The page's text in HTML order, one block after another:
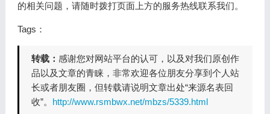
的相关问题，请随时拨打页面上方的服务热线联系我们。
Tags：
转载： 感谢您对网站平台的认可，以及对我们原创作
品以及文章的青睐，非常欢迎各位朋友分享到个人站
长或者朋友圈，但转载请说明文章出处“来源名表回
收”。 http://www.rsmbwx.net/mbzs/5339.html